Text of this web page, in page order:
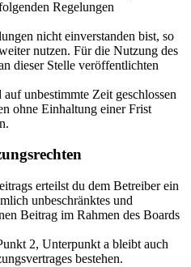
Regelungen
nicht einverstanden bist, so
nutzen. Für die Nutzung des
dieser Stelle veröffentlichten
unbestimmte Zeit geschlossen
ohne Einhaltung einer Frist
erteilst du dem Betreiber ein
unbeschränktes und
Beitrag im Rahmen des Boards
2, Unterpunkt a bleibt auch
bestehen.